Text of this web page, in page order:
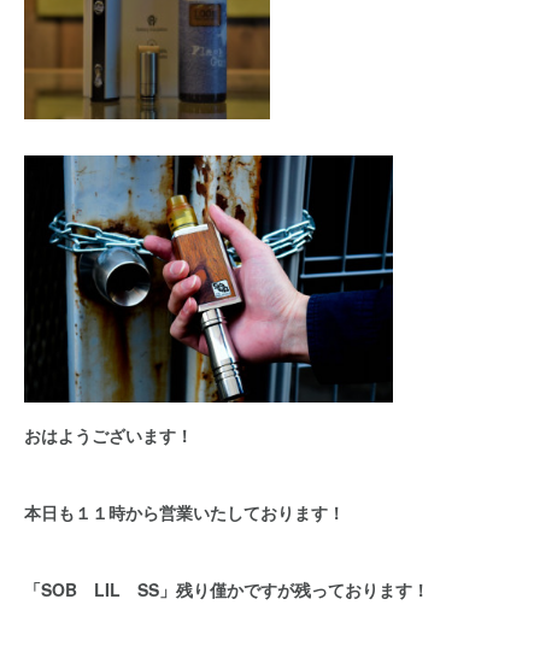
おはようございます！
本日も１１時から営業いたしております！
「SOB LIL SS」残り僅かですが残っております！